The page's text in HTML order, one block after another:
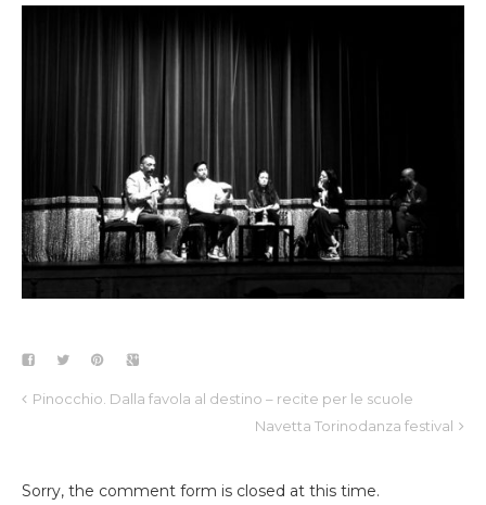
Pinocchio. Dalla favola al destino – recite per le scuole
Navetta Torinodanza festival
Sorry, the comment form is closed at this time.